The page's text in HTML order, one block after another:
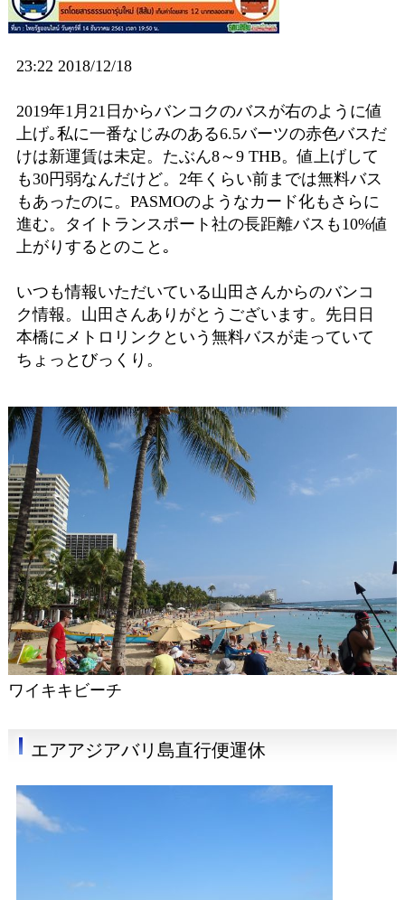
23:22 2018/12/18
2019年1月21日からバンコクのバスが右のように値
上げ｡私に一番なじみのある6.5バーツの赤色バスだ
けは新運賃は未定。たぶん8～9 THB。値上げして
も30円弱なんだけど。2年くらい前までは無料バス
もあったのに。PASMOのようなカード化もさらに
進む。タイトランスポート社の長距離バスも10%値
上がりするとのこと｡
いつも情報いただいている山田さんからのバンコ
ク情報。山田さんありがとうございます。先日日
本橋にメトロリンクという無料バスが走っていて
ちょっとびっくり。
ワイキキビーチ
エアアジアバリ島直行便運休